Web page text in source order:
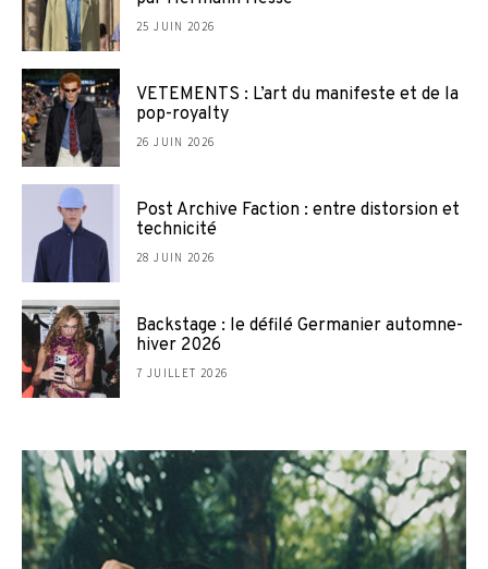
25 JUIN 2026
VETEMENTS : L’art du manifeste et de la
pop-royalty
26 JUIN 2026
Post Archive Faction : entre distorsion et
technicité
28 JUIN 2026
Backstage : le défilé Germanier automne-
hiver 2026
7 JUILLET 2026